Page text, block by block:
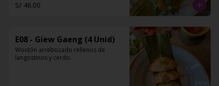
S/ 46.00
E08 - Giew Gaeng (4 Unid)
Wontón arrebozado rellenos de
langostinos y cerdo.